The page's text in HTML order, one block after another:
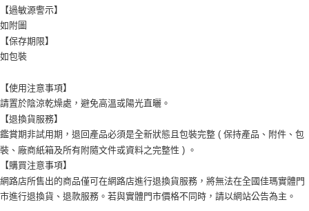
【過敏源警示】
如附圖
【保存期限】
如包裝
【使用注意事項】
請置於陰涼乾燥處，避免高溫或陽光直曬。
【退換貨服務】
鑑賞期非試用期，退回產品必須是全新狀態且包裝完整 ( 保持產品、附件、包
裝、廠商紙箱及所有附隨文件或資料之完整性 ) 。
【購買注意事項】
網路店所售出的商品僅可在網路店進行退換貨服務，將無法在全國佳瑪實體門
市進行退換貨、退款服務。若與實體門市價格不同時，請以網站公告為主。